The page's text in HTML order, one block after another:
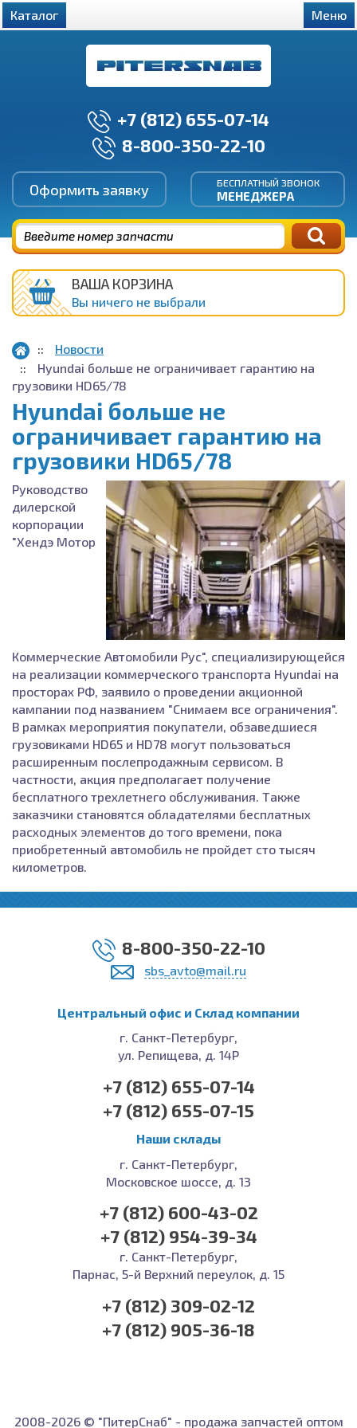
+7 (812) 655-07-14
8-800-350-22-10
Оформить заявку БЕСПЛАТНЫЙ ЗВОНОК
МЕНЕДЖЕРА
Каталог Меню
ВАША КОРЗИНА
Вы ничего не выбрали
Новости
Hyundai больше не ограничивает гарантию на
грузовики HD65/78
Hyundai больше не
ограничивает гарантию на
грузовики HD65/78
Руководство
дилерской
корпорации
"Хендэ Мотор
Коммерческие Автомобили Рус", специализирующейся
на реализации коммерческого транспорта Hyundai на
просторах РФ, заявило о проведении акционной
кампании под названием "Снимаем все ограничения".
В рамках мероприятия покупатели, обзаведшиеся
грузовиками HD65 и HD78 могут пользоваться
расширенным послепродажным сервисом. В
частности, акция предполагает получение
бесплатного трехлетнего обслуживания. Также
заказчики становятся обладателями бесплатных
расходных элементов до того времени, пока
приобретенный автомобиль не пройдет сто тысяч
километров.
8-800-350-22-10
sbs_avto@mail.ru
Центральный офис и Cклад компании
г. Санкт-Петербург,
ул. Репищева, д. 14Р
+7 (812) 655-07-14
+7 (812) 655-07-15
Наши склады
г. Санкт-Петербург,
Московское шоссе, д. 13
+7 (812) 600-43-02
+7 (812) 954-39-34
г. Санкт-Петербург,
Парнас, 5-й Верхний переулок, д. 15
+7 (812) 309-02-12
+7 (812) 905-36-18
2008-2026 © "ПитерСнаб" - продажа запчастей оптом